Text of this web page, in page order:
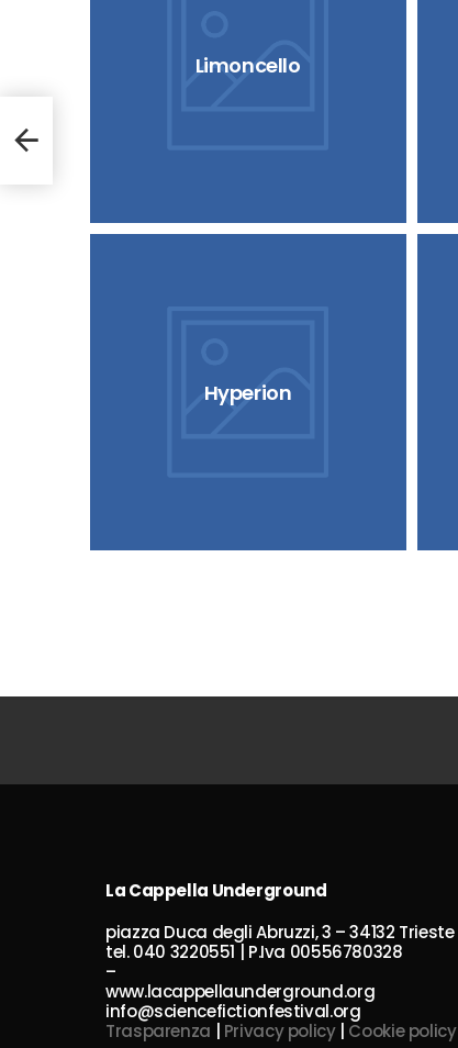
Limoncello
Hyperion
La Cappella Underground
piazza Duca degli Abruzzi, 3 – 34132 Trieste
tel. 040 3220551 | P.Iva 00556780328
–
www.lacappellaunderground.org
info@sciencefictionfestival.org
Trasparenza | Privacy policy| Cookie policy